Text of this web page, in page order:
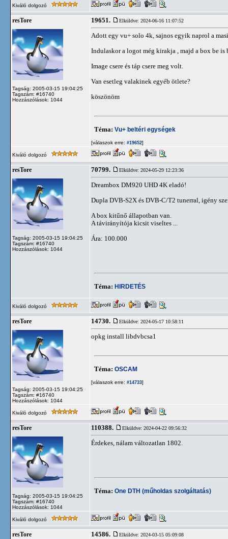
Kiváló dolgozó
resTore
Tagság: 2005-03-15 19:04:25
Tagszám: #16740
Hozzászólások: 1044
19651. Elküldve: 2024-06-16 11:07:52
Adott egy vu+ solo 4k, sajnos egyik naprol a
Indulaskor a logot még kirakja , majd a box be is
Image csere és táp csere meg volt.
Van esetleg valakinek egyéb ötlete?
köszönöm
Téma: Vu+ beltéri egységek
[válaszok erre: #19652]
Kiváló dolgozó
resTore
Tagság: 2005-03-15 19:04:25
Tagszám: #16740
Hozzászólások: 1044
70799. Elküldve: 2024-05-29 12:23:36
Dreambox DM920 UHD 4K eladó!
Dupla DVB-S2X és DVB-C/T2 tunerral, igény
A box kitűnő állapotban van.
A távirányítója kicsit viseltes ...
Ára: 100.000
Téma: HIRDETÉS
Kiváló dolgozó
resTore
Tagság: 2005-03-15 19:04:25
Tagszám: #16740
Hozzászólások: 1044
14730. Elküldve: 2024-05-17 10:58:11
opkg install libdvbcsa1
Téma: OSCAM
[válaszok erre: #14733]
Kiváló dolgozó
resTore
Tagság: 2005-03-15 19:04:25
Tagszám: #16740
Hozzászólások: 1044
110388. Elküldve: 2024-04-22 09:56:32
Érdekes, nálam változatlan 1802.
Téma: One DTH (műholdas szolgáltatás)
Kiváló dolgozó
resTore 14586. Elküldve: 2024-03-15 05:09:08